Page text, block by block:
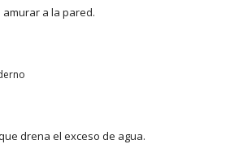
a la pared.
drena el exceso de agua.